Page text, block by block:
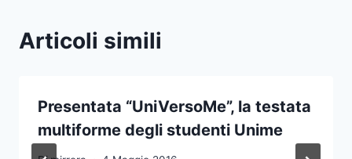
Articoli simili
Presentata “UniVersoMe”, la testata
multiforme degli studenti Unime